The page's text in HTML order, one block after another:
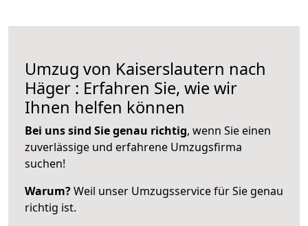
Umzug von Kaiserslautern nach
Häger : Erfahren Sie, wie wir
Ihnen helfen können
Bei uns sind Sie genau richtig, wenn Sie einen
zuverlässige und erfahrene Umzugsfirma
suchen!
Warum?Weil unser Umzugsservice für Sie genau
richtig ist.